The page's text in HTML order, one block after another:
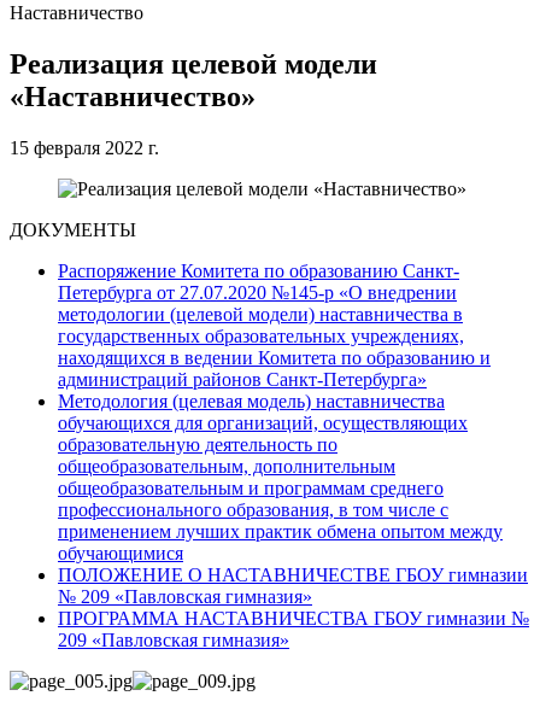
Наставничество
Реализация целевой модели
«Наставничество»
15 февраля 2022 г.
ДОКУМЕНТЫ
Распоряжение Комитета по образованию Санкт-
Петербурга от 27.07.2020 №145-р «О внедрении
методологии (целевой модели) наставничества в
государственных образовательных учреждениях,
находящихся в ведении Комитета по образованию и
администраций районов Санкт-Петербурга»
Методология (целевая модель) наставничества
обучающихся для организаций, осуществляющих
образовательную деятельность по
общеобразовательным, дополнительным
общеобразовательным и программам среднего
профессионального образования, в том числе с
применением лучших практик обмена опытом между
обучающимися
ПОЛОЖЕНИЕ О НАСТАВНИЧЕСТВЕ ГБОУ гимназии
№ 209 «Павловская гимназия»
ПРОГРАММА НАСТАВНИЧЕСТВА ГБОУ гимназии №
209 «Павловская гимназия»